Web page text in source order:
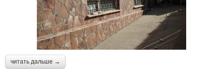
читать дальше →